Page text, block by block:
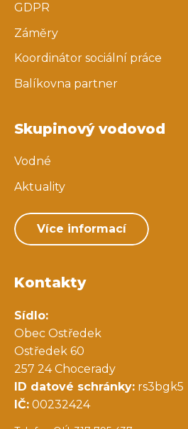
GDPR
Záměry
Koordinátor sociální práce
Balíkovna partner
Skupinový vodovod
Vodné
Aktuality
Více informací
Kontakty
Sídlo:
Obec Ostředek
Ostředek 60
257 24 Chocerady
ID datové schránky: rs3bgk5
IČ: 00232424